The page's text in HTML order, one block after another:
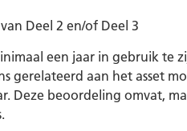
Deel 2 en/of Deel 3
een jaar in gebruik te
gerelateerd aan het asset
Deze beoordeling omvat,